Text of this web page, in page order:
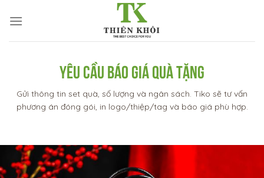
YÊU CẦU BÁO GIÁ QUÀ TẶNG
Gửi thông tin set quà, số lượng và ngân sách. Tiko sẽ tư vấn
phương án đóng gói, in logo/thiệp/tag và báo giá phù hợp.